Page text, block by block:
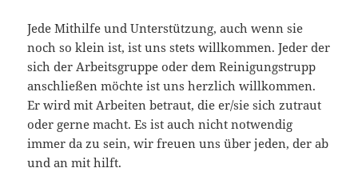
Jede Mithilfe und Unterstützung, auch wenn sie
noch so klein ist, ist uns stets willkommen. Jeder der
sich der Arbeitsgruppe oder dem Reinigungstrupp
anschließen möchte ist uns herzlich willkommen.
Er wird mit Arbeiten betraut, die er/sie sich zutraut
oder gerne macht. Es ist auch nicht notwendig
immer da zu sein, wir freuen uns über jeden, der ab
und an mit hilft.